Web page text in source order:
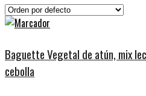
Baguette Vegetal de atún, mix
cebolla